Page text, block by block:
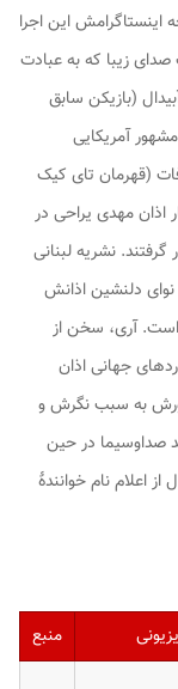
این اجرا
زیبا که به عبادت
(بازیکن سابق
مشهور آمریکایی
(قهرمان تای کیک
اذان مهدی یراحی در
نشریه لبنانی
با نوای دلنشین اذانش
است. آری، سخن از
جهانی اذان
به سبب نگرش و
صداوسیما در حین
اعلام نام خوانندهٔ
منبع